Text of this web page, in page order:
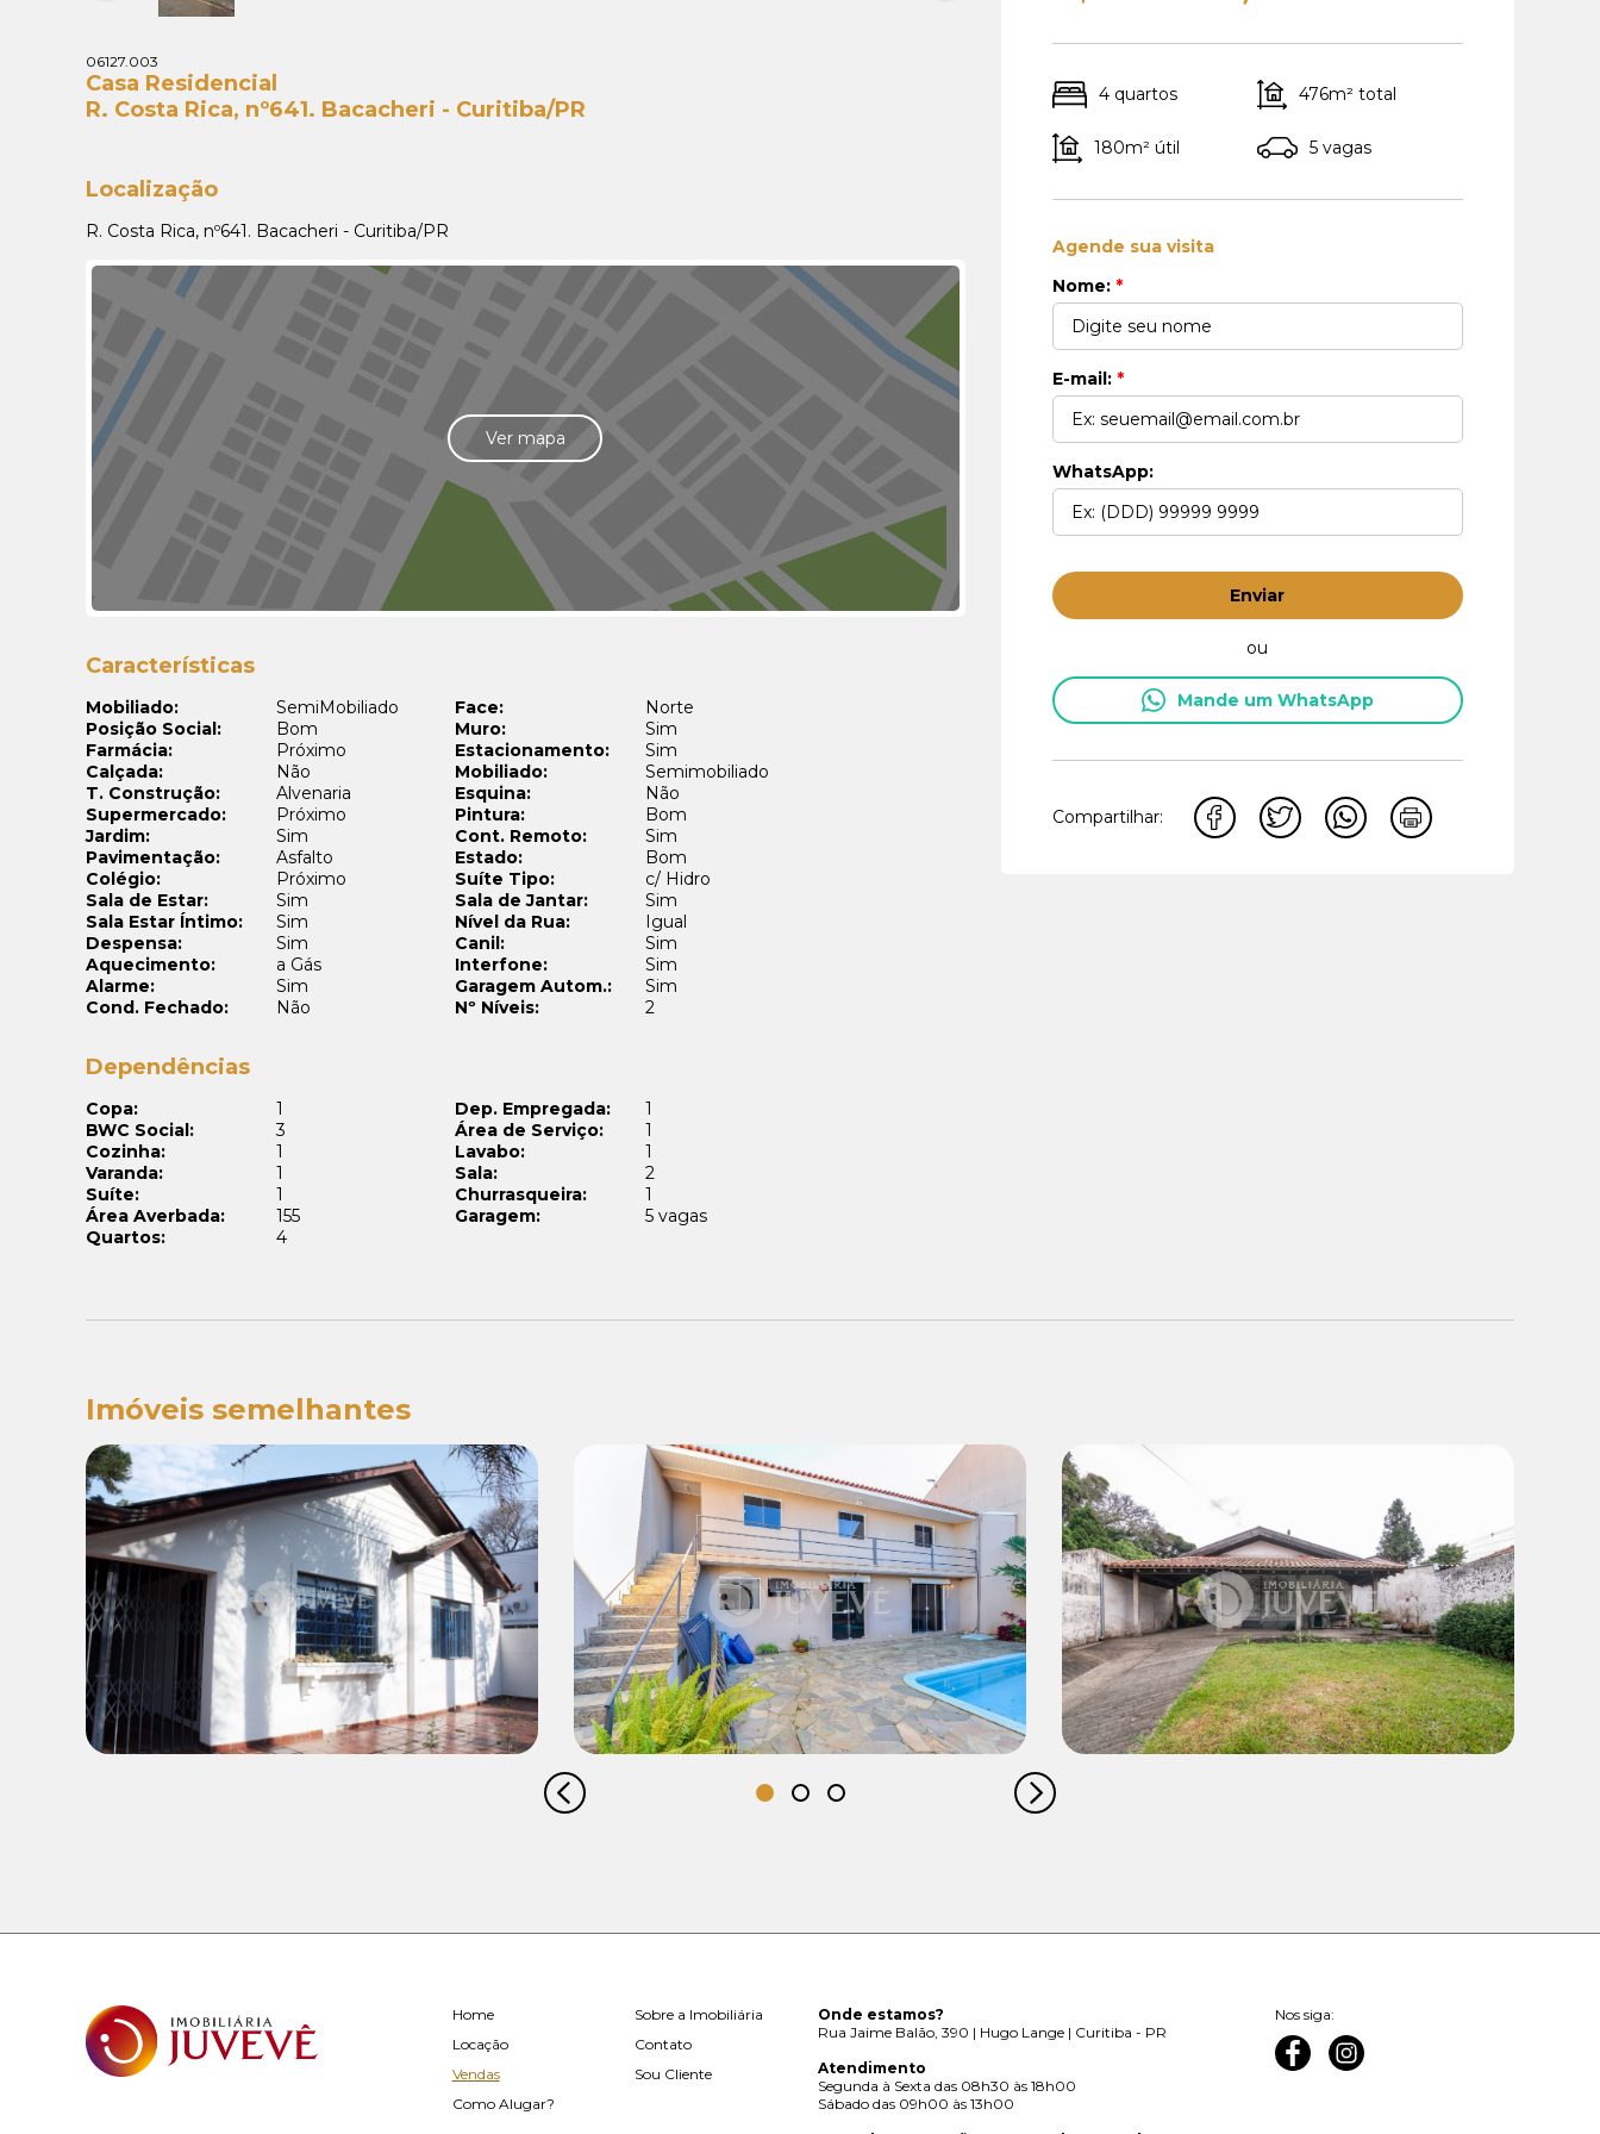
06127.003
Casa Residencial
R. Costa Rica, nº641. Bacacheri - Curitiba/PR
4 quartos 476m² total
180m² útil 5 vagas
Agende sua visita
Nome: *
E-mail: *
WhatsApp:
Enviar
ou
Mande um WhatsApp
Compartilhar:
Localização
R. Costa Rica, nº641. Bacacheri - Curitiba/PR
Ver mapa
Características
Mobiliado: SemiMobiliado Face:
Norte
Posição Social:
Bom Muro:
Sim
Farmácia:
Próximo Estacionamento:
Sim
Calçada:
Não Mobiliado:
Semimobiliado
T. Construção:
Alvenaria Esquina:
Não
Supermercado:
Próximo Pintura:
Bom
Jardim:
Sim Cont. Remoto:
Sim
Pavimentação:
Asfalto Estado:
Bom
Colégio:
Próximo Suíte Tipo:
c/ Hidro
Sala de Estar:
Sim Sala de Jantar:
Sim
Sala Estar Íntimo:
Sim Nível da Rua:
Igual
Despensa:
Sim Canil:
Sim
Aquecimento:
a Gás Interfone:
Sim
Alarme:
Sim Garagem Autom.:
Sim
Cond. Fechado:
Não Nº Níveis: 2
Dependências
Copa: 1 Dep. Empregada:
1
BWC Social:
3 Área de Serviço:
1
Cozinha:
1 Lavabo:
1
Varanda:
1 Sala:
2
Suíte:
1 Churrasqueira:
1
Área Averbada:
155 Garagem:
5 vagas
Quartos:
4
Imóveis semelhantes
R$ 990.000,00
Venda:
R$ 990.000,00
Venda:
R$ 1.160.000,00
Home
Locação
Vendas
Como Alugar?
Sobre a Imobiliária
Contato
Sou Cliente
Onde estamos?
Rua Jaime Balão, 390 | Hugo Lange | Curitiba - PR
Atendimento
Segunda à Sexta das 08h30 às 18h00
Sábado das 09h00 às 13h00
Nos siga: